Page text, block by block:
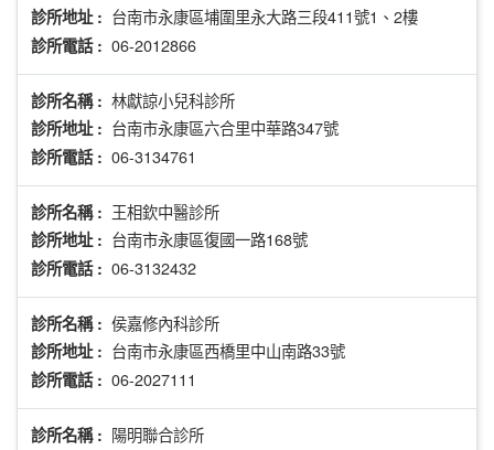
診所地址 : 台南市永康區埔圍里永大路三段411號1、2樓
診所電話 : 06-2012866
診所名稱 : 林獻諒小兒科診所
診所地址 : 台南市永康區六合里中華路347號
診所電話 : 06-3134761
診所名稱 : 王相欽中醫診所
診所地址 : 台南市永康區復國一路168號
診所電話 : 06-3132432
診所名稱 : 侯嘉修內科診所
診所地址 : 台南市永康區西橋里中山南路33號
診所電話 : 06-2027111
診所名稱 : 陽明聯合診所